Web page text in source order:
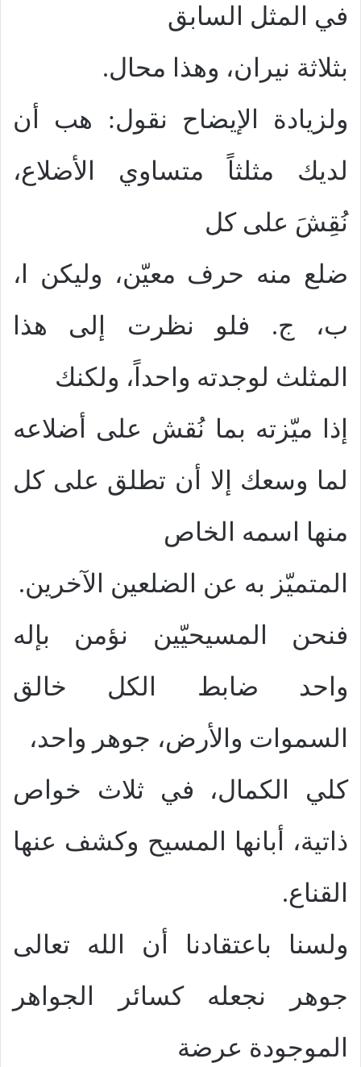
في المثل السابق
بثلاثة نيران، وهذا محال.
ولزيادة الإيضاح نقول: هب أن
لديك مثلثاً متساوي الأضلاع،
نُقِشَ على كل
ضلع منه حرف معيّن، وليكن ا،
ب، ج. فلو نظرت إلى هذا
المثلث لوجدته واحداً، ولكنك
إذا ميّزته بما نُقش على أضلاعه
لما وسعك إلا أن تطلق على كل
منها اسمه الخاص
المتميّز به عن الضلعين الآخرين.
فنحن المسيحيّين نؤمن بإله
واحد ضابط الكل خالق
السموات والأرض، جوهر واحد،
كلي الكمال، في ثلاث خواص
ذاتية، أبانها المسيح وكشف عنها
القناع.
ولسنا باعتقادنا أن الله تعالى
جوهر نجعله كسائر الجواهر
الموجودة عرضة